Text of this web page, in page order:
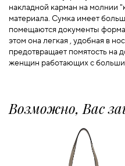
накладной карман на молнии
материала. Cумка имеет
помещаются документы
этом она легкая , удобная в
предотвращает помятость на
женщин работающих с
Возможно, Вас